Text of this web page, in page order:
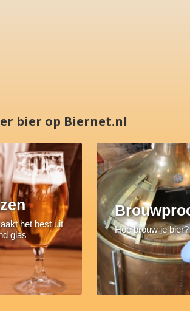
bier op Biernet.nl
het best uit
glas
Hoe brouw je bier?